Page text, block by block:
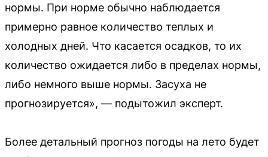
нормы. При норме обычно наблюдается
примерно равное количество теплых и
холодных дней. Что касается осадков, то их
количество ожидается либо в пределах нормы,
либо немного выше нормы. Засуха не
прогнозируется», — подытожил эксперт.
Более детальный прогноз погоды на лето будет